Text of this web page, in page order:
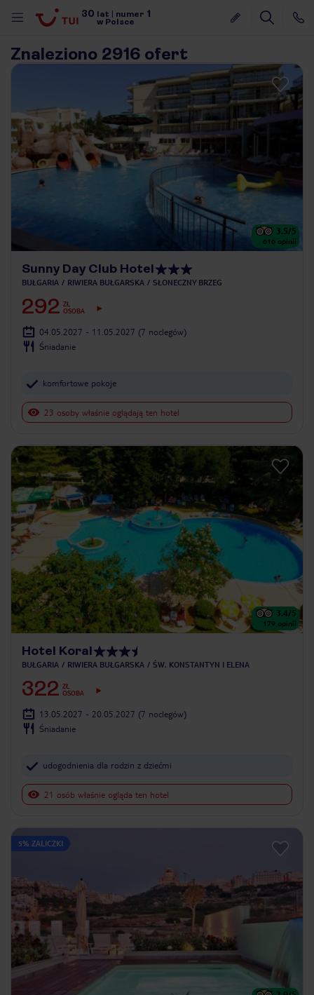
30 lat numer 1
w Polsce
Znaleziono 2916 ofert
3.5/5
616 opinii
Sunny Day Club Hotel
BUŁGARIA RIWIERA BUŁGARSKA SŁONECZNY BRZEG
292 ZŁ
OSOBA
04.05.2027 - 11.05.2027 (7 noclegów)
Śniadanie
komfortowe pokoje
23 osoby właśnie oglądają ten hotel
3.4/5
179 opinii
Hotel Koral
BUŁGARIA RIWIERA BUŁGARSKA ŚW. KONSTANTYN I ELENA
322 ZŁ
OSOBA
13.05.2027 - 20.05.2027 (7 noclegów)
Śniadanie
udogodnienia dla rodzin z dziećmi
21 osób właśnie ogląda ten hotel
5% ZALICZKI